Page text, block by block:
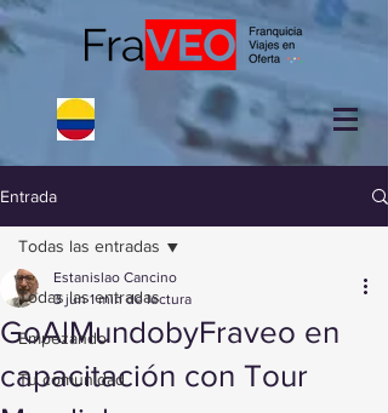
Entrada
Todas las entradas
Empezando
Tu comunidad
Todas las entradas
GoAlMundobyFraveo en
capacitación con Tour
Estanislao Cancino
3 jun 1 min de lectura